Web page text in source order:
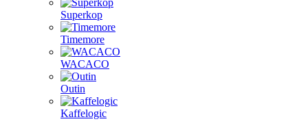
Superkop
Timemore
WACACO
Outin
Kaffelogic